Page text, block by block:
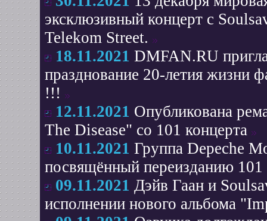
эксклюзивный концерт с
Telekom Street.
18.11.2021 DMFAN.RU
празднование 20-летия жизни
!!!
12.11.2021 Опубликована
The Disease" со 101 концерта
10.11.2021 Группа Depeche
посвящённый переизданию 101
09.11.2021 Дэйв Гаан и
исполнении нового альбома